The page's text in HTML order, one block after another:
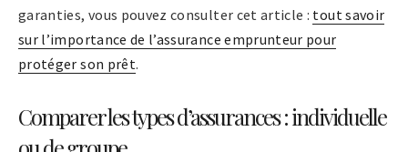
garanties, vous pouvez consulter cet article : tout savoir
sur l’importance de l’assurance emprunteur pour
protéger son prêt.
Comparer les types d’assurances : individuelle